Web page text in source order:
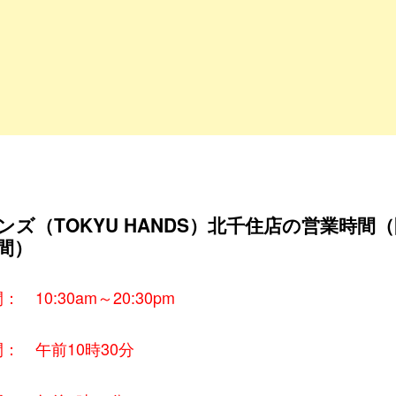
ズ（TOKYU HANDS）北千住店の営業時間
）
： 10:30am～20:30pm
： 午前10時30分